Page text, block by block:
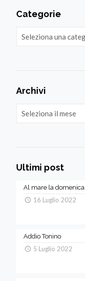
Categorie
Archivi
Ultimi post
Al mare la domenica
16 Luglio 2022
Addio Tonino
5 Luglio 2022